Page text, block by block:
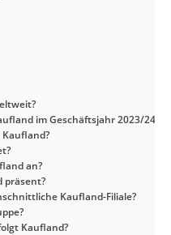
im Geschäftsjahr 2023/24?
an?
präsent?
Kaufland-Filiale?
Kaufland?